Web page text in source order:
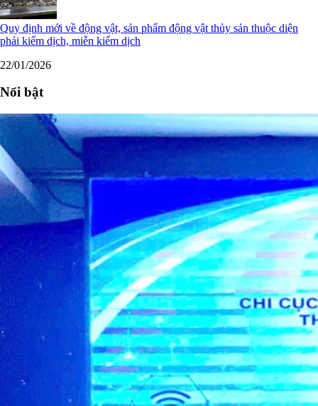
Quy định mới về động vật, sản phẩm động vật thủy sản thuộc diện
phải kiểm dịch, miễn kiểm dịch
22/01/2026
Nổi bật